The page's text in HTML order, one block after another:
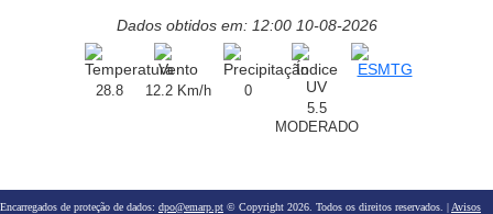
Dados obtidos em: 12:00 10-08-2026
28.8 12.2 Km/h
0
5.5
MODERADO
Encarregados de proteção de dados: dpo@emarp.pt © Copyright 2026. Todos os direitos reservados. | Avisos